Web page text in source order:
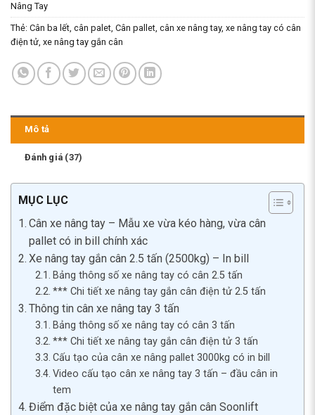
Nâng Tay
Thẻ: Cân ba lết, cân palet, Cân pallet, cân xe nâng tay, xe nâng tay có cân
điện tử, xe nâng tay gắn cân
Mô tả
Đánh giá (37)
MỤC LỤC
Cân xe nâng tay – Mẫu xe vừa kéo hàng, vừa cân
pallet có in bill chính xác
Xe nâng tay gắn cân 2.5 tấn (2500kg) – In bill
Bảng thông số xe nâng tay có cân 2.5 tấn
*** Chi tiết xe nâng tay gắn cân điện tử 2.5 tấn
Thông tin cân xe nâng tay 3 tấn
Bảng thông số xe nâng tay có cân 3 tấn
*** Chi tiết xe nâng tay gắn cân điện tử 3 tấn
Cấu tạo của cân xe nâng pallet 3000kg có in bill
Video cấu tạo cân xe nâng tay 3 tấn – đầu cân in
tem
Điểm đặc biệt của xe nâng tay gắn cân Soonlift